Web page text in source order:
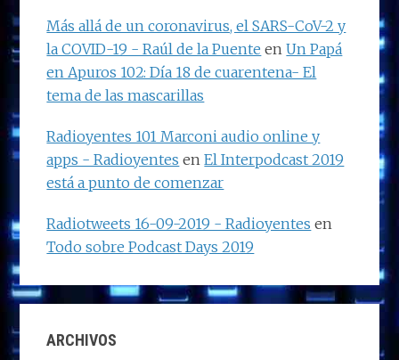
Más allá de un coronavirus, el SARS-CoV-2 y
la COVID-19 - Raúl de la Puente enUn Papá
en Apuros 102: Día 18 de cuarentena- El
tema de las mascarillas
Radioyentes 101 Marconi audio online y
apps - Radioyentes enEl Interpodcast 2019
está a punto de comenzar
Radiotweets 16-09-2019 - Radioyentes en
Todo sobre Podcast Days 2019
ARCHIVOS